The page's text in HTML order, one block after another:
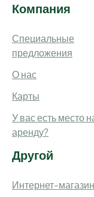
Компания
Специальные
предложения
О нас
Карты
У вас есть место
аренду?
Другой
Интернет-магазин